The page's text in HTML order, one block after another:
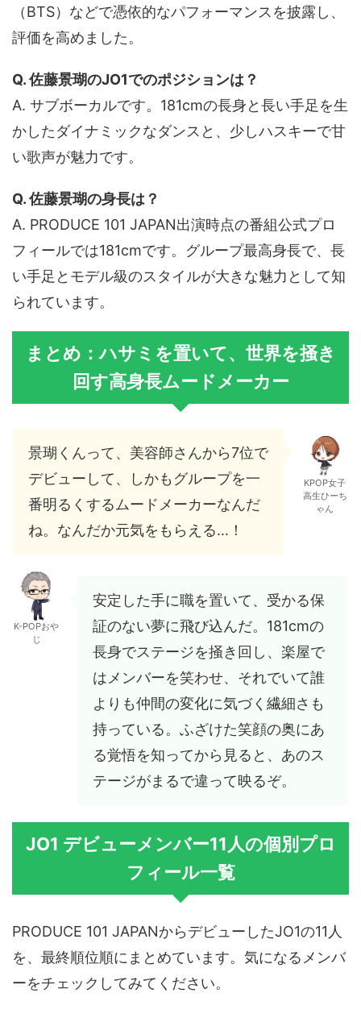
（BTS）などで憑依的なパフォーマンスを披露し、
評価を高めました。
Q. 佐藤景瑚のJO1でのポジションは？
A. サブボーカルです。181cmの長身と長い手足を生
かしたダイナミックなダンスと、少しハスキーで甘
い歌声が魅力です。
Q. 佐藤景瑚の身長は？
A. PRODUCE 101 JAPAN出演時点の番組公式プロ
フィールでは181cmです。グループ最高身長で、長
い手足とモデル級のスタイルが大きな魅力として知
られています。
まとめ：ハサミを置いて、世界を掻き
回す高身長ムードメーカー
景瑚くんって、美容師さんから7位で
デビューして、しかもグループを一
番明るくするムードメーカーなんだ
ね。なんだか元気をもらえる…！
KPOP女子
高生ひーち
ゃん
K-POPおや
じ
安定した手に職を置いて、受かる保
証のない夢に飛び込んだ。181cmの
長身でステージを掻き回し、楽屋で
はメンバーを笑わせ、それでいて誰
よりも仲間の変化に気づく繊細さも
持っている。ふざけた笑顔の奥にあ
る覚悟を知ってから見ると、あのス
テージがまるで違って映るぞ。
JO1 デビューメンバー11人の個別プロ
フィール一覧
PRODUCE 101 JAPANからデビューしたJO1の11人
を、最終順位順にまとめています。気になるメンバ
ーをチェックしてみてください。